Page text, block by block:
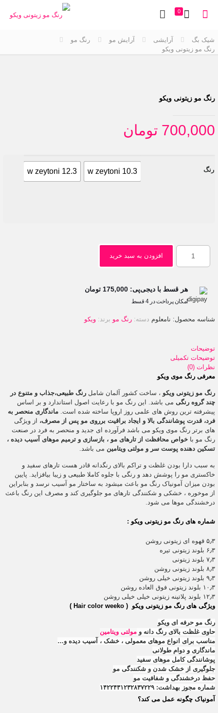
0
شیک بگ آرایشی آرایش مو
رنگ مو
رنگ مو زیتونی ویکو
رنگ مو زیتونی ویکو
700,000 تومان
رنگ w zeytoni 10.3
w zeytoni 12.3
افزودن به سبد خرید
هر قسط با دیجی‌پی: 175,000 تومان
امکان پرداخت در 4 قسط
شناسه محصول: نامعلوم دسته: رنگ مو برند: ویکو
توضیحات
توضیحات تکمیلی
نظرات (0)
معرفی رنگ موی ویکو
رنگ مو زیتونی ویکو ، ساخت کشور آلمان شامل رنگ طبیعی،جذاب و متنوع در
چند گروه رنگی می باشد. این رنگ مو با رعایت اصول استاندارد و بر اساس
پیشرفته ترین روش های علمی روز اروپا ساخته شده است. ماندگاری منحصر به
فرد، قدرت پوشانندگی بالا و ایجاد براقیت برروی مو پس از مصرف، از ویژگی
های برتر رنگ موی ویکو می باشد فرآورده ای جدید و منحصر به فرد در صنعت
رنگ مو با خواص محافظت از تارهای مو ، بازسازی و ترمیم موهای آسیب دیده ،
تسکین دهنده پوست سر و مولتی ویتامین می باشد.
به سبب دارا بودن غلظت و تراکم بالای رنگدانه قادر هست تارهای سفید و
خاکستری مو را پوشش دهد و رنگی با جلوه کاملا طبیعی و زیبا بیافزاید. پایین
بودن میزان آمونیاک رنگ مو باعث میشود به ساختار مو آسیب نرسد و بنابراین
از موخوره ، خشکی و شکنندگی تارهای مو جلوگیری کند و مصرف این رنگ باعث
درخشندگی موها می شود.
شماره های رنگ مو زیتونی ویکو :
۵٫۳ قهوه ای زیتونی روشن
۶٫۳ بلوند زیتونی تیره
۷٫۳ بلوند زیتونی
۸٫۳ بلوند زیتونی روشن
۹٫۳ بلوند زیتونی خیلی روشن
۱۰٫۳ بلوند زیتونی فوق العاده روشن
۱۲٫۳ بلوند پلاتینه زیتونی خیلی خیلی روشن
ویژگی های رنگ مو زیتونی ویکو ( Hair color weeko )
رنگ مو حرفه ای ویکو
حاوی غلظت بالای رنگ دانه و مولتی ویتامین
مناسب برای انواع موهای معمولی ، خشک ، آسیب دیده و…
ماندگاری و دوام طولانی
پوشانندگی کامل موهای سفید
جلوگیری از خشک شدن و شکنندگی مو
حفظ درخشندگی و شفافیت مو
شماره مجوز بهداشت: ۱۴۲۲۴۳۱۲۳۲۸۳۷۲۲۹
آمونیاک چگونه عمل می کند؟